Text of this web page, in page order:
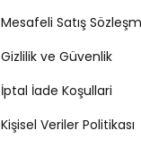
Mesafeli Satış
Gizlilik ve Güvenlik
İptal İade Koşullari
Kişisel Veriler Politikası